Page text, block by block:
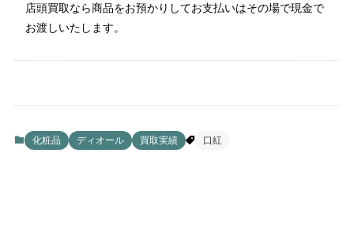
店頭買取なら商品をお預かりしてお支払いはその場で現金で
お渡しいたします。
化粧品 ディオール 買取実績 口紅